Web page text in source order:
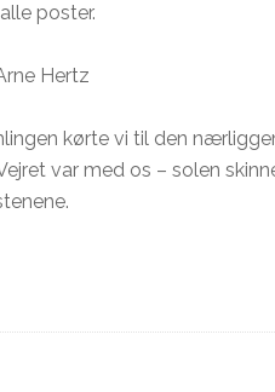
poster.
Hertz
kørte vi til den
var med os – solen